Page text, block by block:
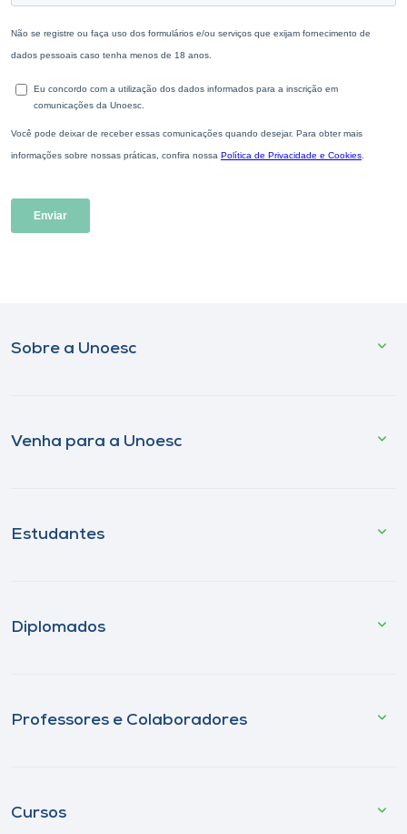
Sobre a Unoesc
Venha para a Unoesc
Estudantes
Diplomados
Professores e Colaboradores
Cursos